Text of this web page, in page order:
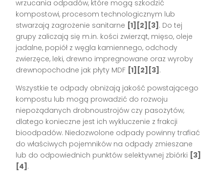
wrzucania odpadów, które mogą szkodzić
kompostowi, procesom technologicznym lub
stwarzają zagrożenie sanitarne [1][2][3] . Do tej
grupy zaliczają się m.in. kości zwierząt, mięso, oleje
jadalne, popiół z węgla kamiennego, odchody
zwierzęce, leki, drewno impregnowane oraz wyroby
drewnopochodne jak płyty MDF [1][2][3] .
Wszystkie te odpady obniżają jakość powstającego
kompostu lub mogą prowadzić do rozwoju
niepożądanych drobnoustrojów czy pasożytów,
dlatego konieczne jest ich wykluczenie z frakcji
bioodpadów. Niedozwolone odpady powinny trafiać
do właściwych pojemników na odpady zmieszane
lub do odpowiednich punktów selektywnej zbiórki [3]
[4] .